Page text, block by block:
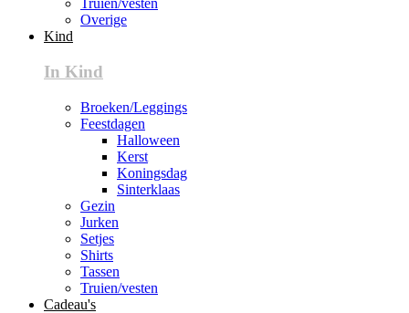
Truien/vesten
Overige
Kind
In Kind
Broeken/Leggings
Feestdagen
Halloween
Kerst
Koningsdag
Sinterklaas
Gezin
Jurken
Setjes
Shirts
Tassen
Truien/vesten
Cadeau's